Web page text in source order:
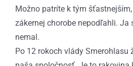
Možno patríte k tým
zákernej chorobe nepodľahli. Ja
nemal.
Po 12 rokoch vlády Smerohlasu